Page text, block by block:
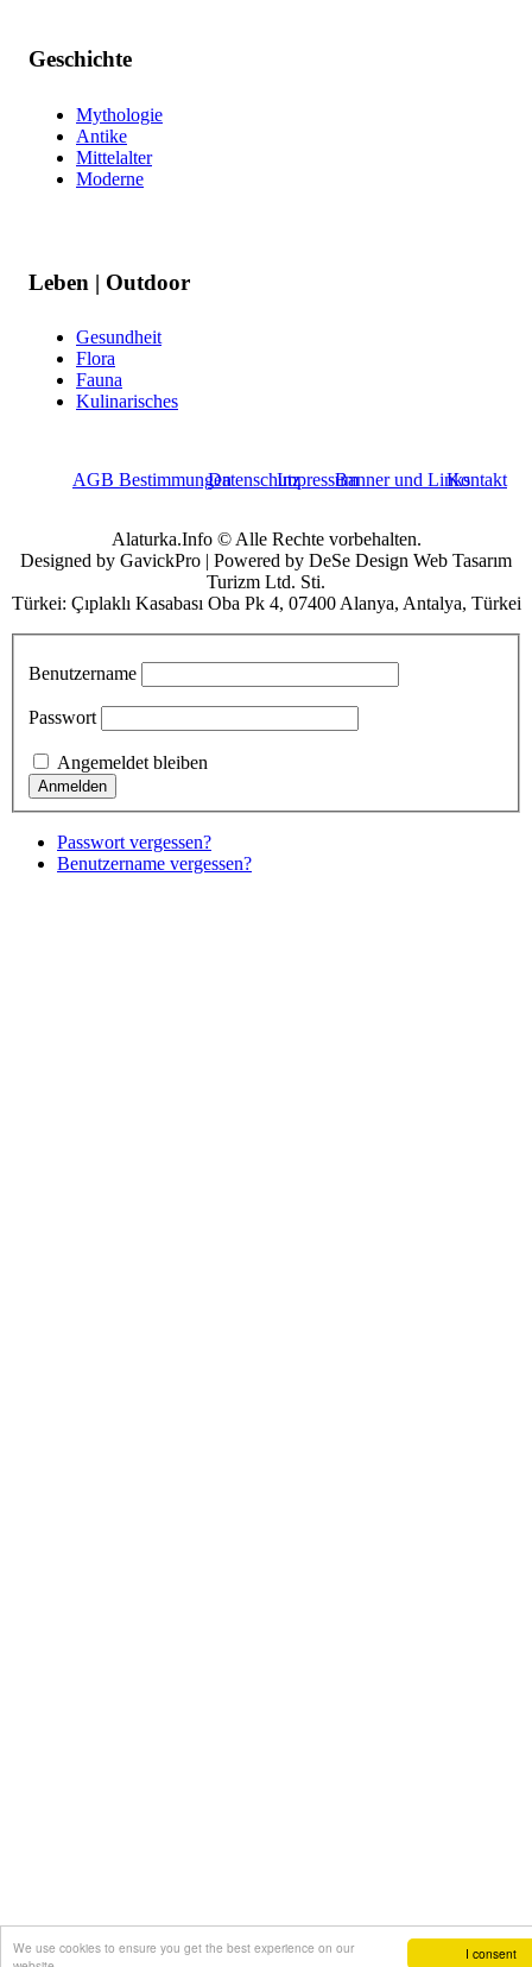
I consent
We use cookies to ensure you get the best experience on our
Geschichte
Mythologie
Antike
Mittelalter
Moderne
Leben | Outdoor
Gesundheit
Flora
Fauna
Kulinarisches
AGB BestimmungenDatenschutzImpressumBanner und LinksKontakt
Alaturka.Info © Alle Rechte vorbehalten.
Designed by GavickPro | Powered by DeSe Design Web Tasarım
Turizm Ltd. Sti.
Türkei: Çıplaklı Kasabası Oba Pk 4, 07400 Alanya, Antalya, Türkei
Benutzername
Passwort
Angemeldet bleiben
Passwort vergessen?
Benutzername vergessen?